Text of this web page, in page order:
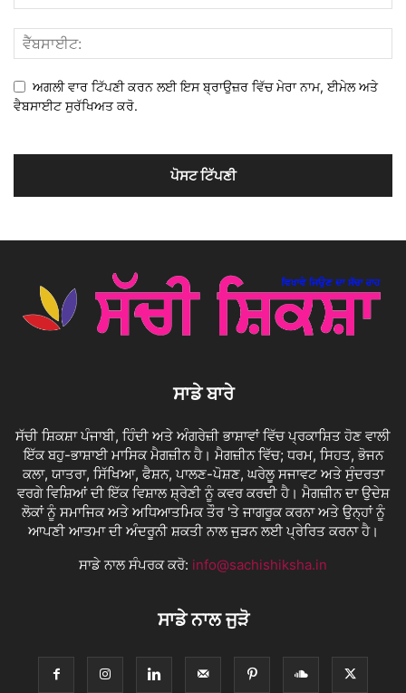
ਅਗਲੀ ਵਾਰ ਟਿੱਪਣੀ ਕਰਨ ਲਈ ਇਸ ਬ੍ਰਾਉਜ਼ਰ ਵਿੱਚ ਮੇਰਾ ਨਾਮ, ਈਮੇਲ ਅਤੇ
ਵੈਬਸਾਈਟ ਸੁਰੱਖਿਅਤ ਕਰੋ.
ਸਾਡੇ ਬਾਰੇ
ਸੱਚੀ ਸ਼ਿਕਸ਼ਾ ਪੰਜਾਬੀ, ਹਿੰਦੀ ਅਤੇ ਅੰਗਰੇਜ਼ੀ ਭਾਸ਼ਾਵਾਂ ਵਿੱਚ ਪ੍ਰਕਾਸ਼ਿਤ ਹੋਣ ਵਾਲੀ
ਇੱਕ ਬਹੁ-ਭਾਸ਼ਾਈ ਮਾਸਿਕ ਮੈਗਜ਼ੀਨ ਹੈ। ਮੈਗਜ਼ੀਨ ਵਿੱਚ; ਧਰਮ, ਸਿਹਤ, ਭੋਜਨ
ਕਲਾ, ਯਾਤਰਾ, ਸਿੱਖਿਆ, ਫੈਸ਼ਨ, ਪਾਲਣ-ਪੋਸ਼ਣ, ਘਰੇਲੂ ਸਜਾਵਟ ਅਤੇ ਸੁੰਦਰਤਾ
ਵਰਗੇ ਵਿਸ਼ਿਆਂ ਦੀ ਇੱਕ ਵਿਸ਼ਾਲ ਸ਼੍ਰੇਣੀ ਨੂੰ ਕਵਰ ਕਰਦੀ ਹੈ। ਮੈਗਜ਼ੀਨ ਦਾ ਉਦੇਸ਼
ਲੋਕਾਂ ਨੂੰ ਸਮਾਜਿਕ ਅਤੇ ਅਧਿਆਤਮਿਕ ਤੌਰ 'ਤੇ ਜਾਗਰੂਕ ਕਰਨਾ ਅਤੇ ਉਨ੍ਹਾਂ ਨੂੰ
ਆਪਣੀ ਆਤਮਾ ਦੀ ਅੰਦਰੂਨੀ ਸ਼ਕਤੀ ਨਾਲ ਜੁੜਨ ਲਈ ਪ੍ਰੇਰਿਤ ਕਰਨਾ ਹੈ।
ਸਾਡੇ ਨਾਲ ਸੰਪਰਕ ਕਰੋ: info@sachishiksha.in
ਸਾਡੇ ਨਾਲ ਜੁੜੋ